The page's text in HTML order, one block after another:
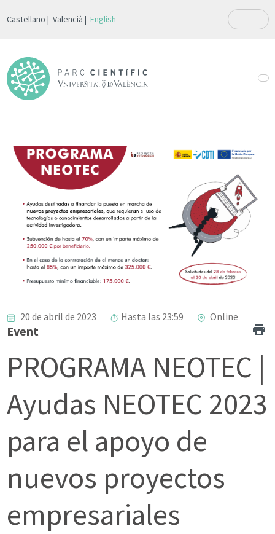
Castellano Valencià English
20 de abril de 2023 Hasta las 23:59 Online
Event
PROGRAMA NEOTEC |
Ayudas NEOTEC 2023
para el apoyo de
nuevos proyectos
empresariales